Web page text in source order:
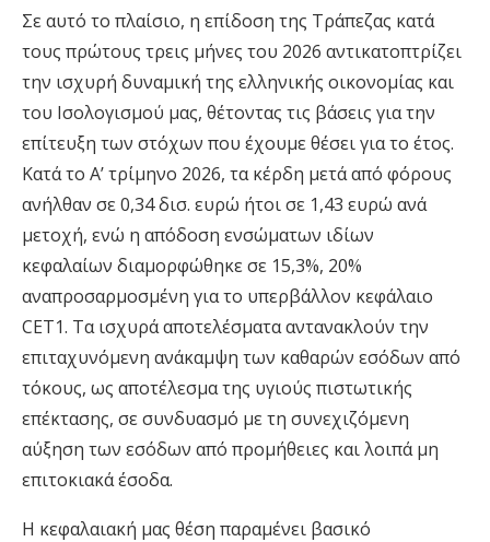
Σε αυτό το πλαίσιο, η επίδοση της Τράπεζας κατά
τους πρώτους τρεις μήνες του 2026 αντικατοπτρίζει
την ισχυρή δυναμική της ελληνικής οικονομίας και
του Ισολογισμού μας, θέτοντας τις βάσεις για την
επίτευξη των στόχων που έχουμε θέσει για το έτος.
Κατά το Α’ τρίμηνο 2026, τα κέρδη μετά από φόρους
ανήλθαν σε 0,34 δισ. ευρώ ήτοι σε 1,43 ευρώ ανά
μετοχή, ενώ η απόδοση ενσώματων ιδίων
κεφαλαίων διαμορφώθηκε σε 15,3%, 20%
αναπροσαρμοσμένη για το υπερβάλλον κεφάλαιο
CET1. Τα ισχυρά αποτελέσματα αντανακλούν την
επιταχυνόμενη ανάκαμψη των καθαρών εσόδων από
τόκους, ως αποτέλεσμα της υγιούς πιστωτικής
επέκτασης, σε συνδυασμό με τη συνεχιζόμενη
αύξηση των εσόδων από προμήθειες και λοιπά μη
επιτοκιακά έσοδα.
Η κεφαλαιακή μας θέση παραμένει βασικό